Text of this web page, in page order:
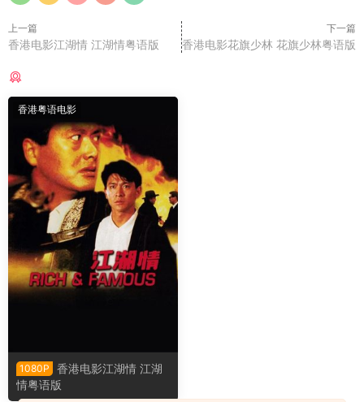
上一篇
香港电影江湖情 江湖情粤语版
下一篇
香港电影花旗少林 花旗少林粤语版
香港粤语电影
1080P
香港电影江湖情 江湖
情粤语版